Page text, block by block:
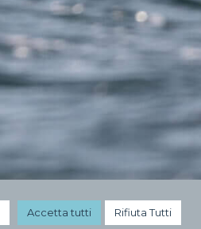
Accetta tutti Rifiuta Tutti